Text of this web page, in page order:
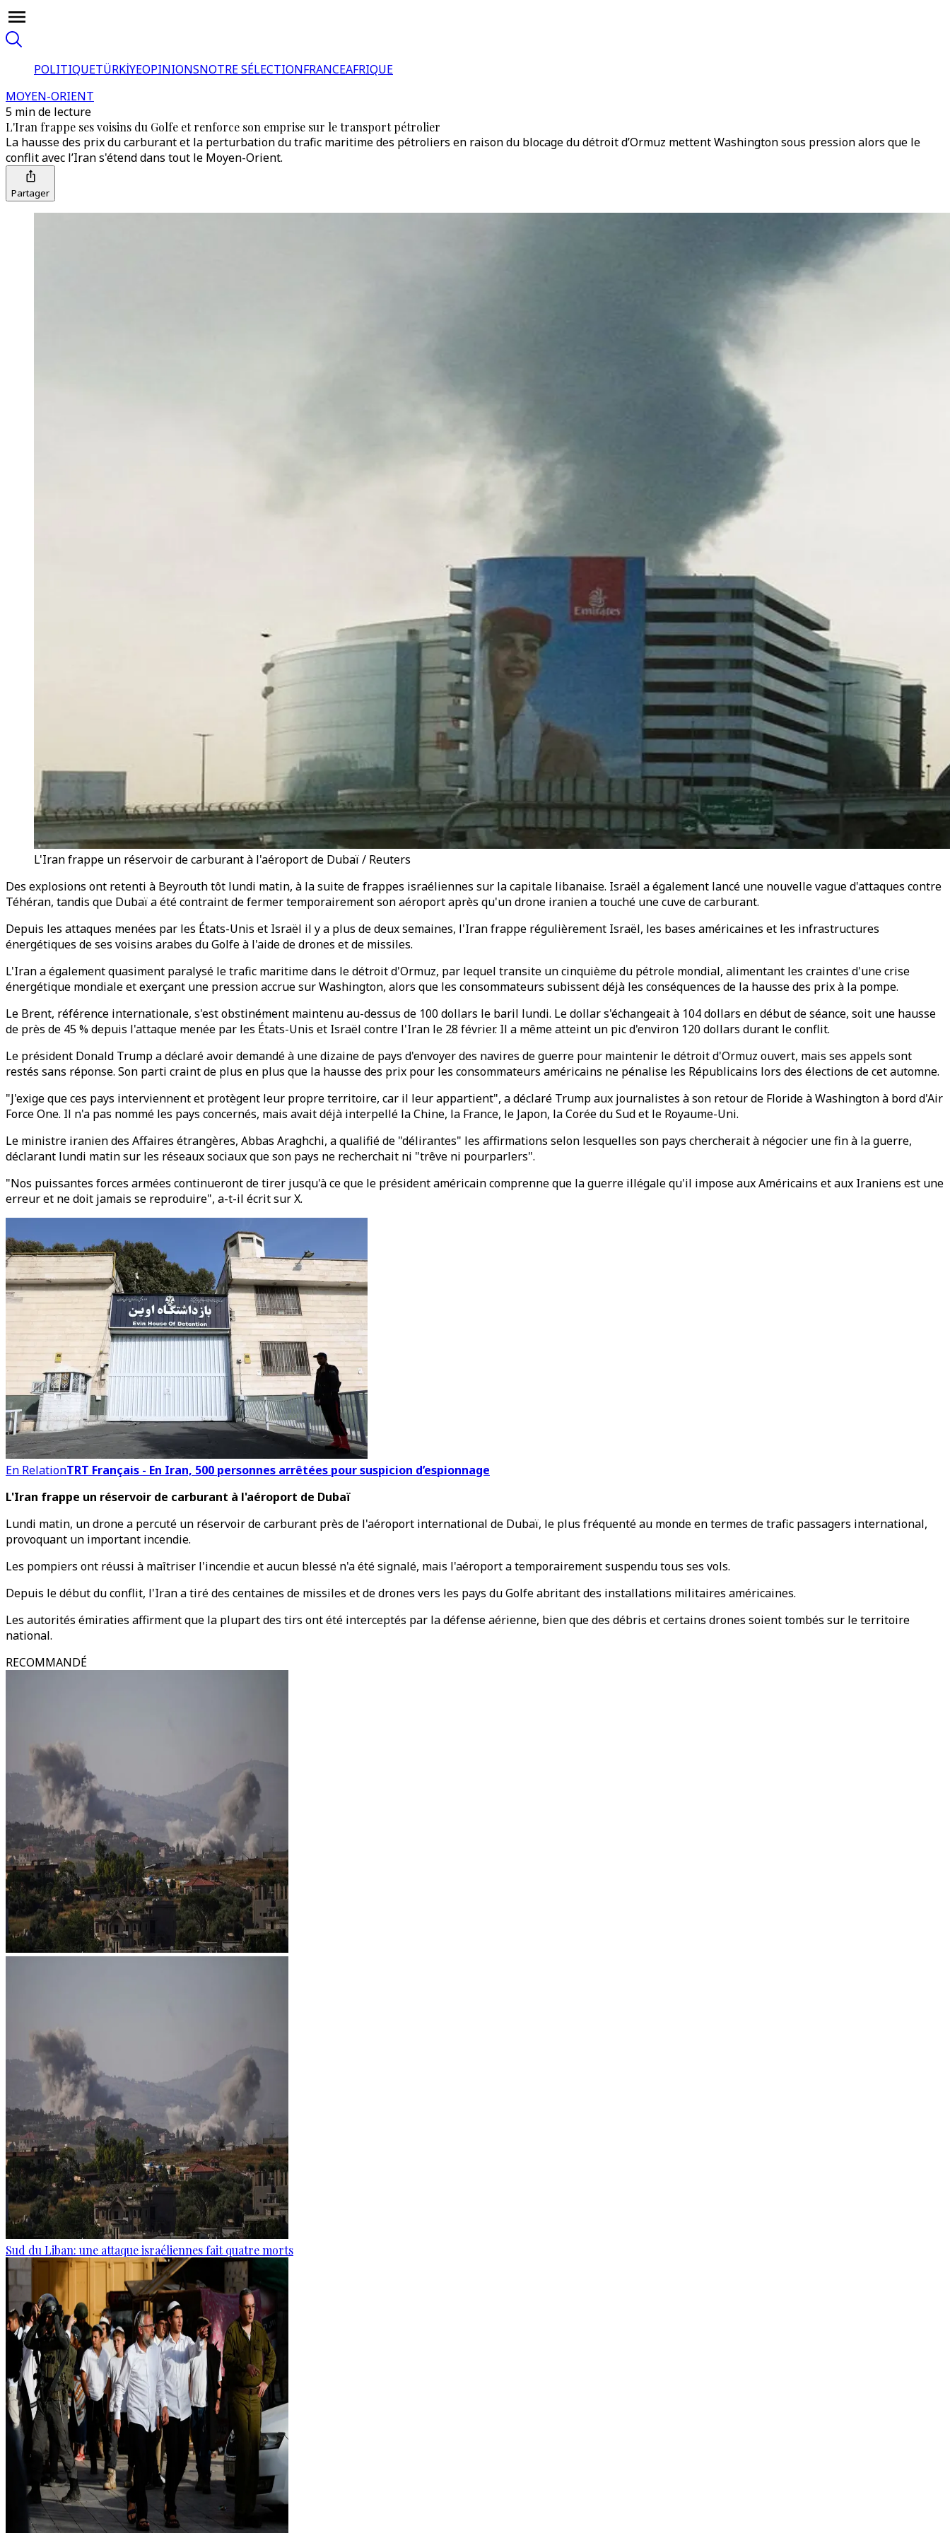
POLITIQUETÜRKİYEOPINIONSNOTRE SÉLECTIONFRANCEAFRIQUE
MOYEN-ORIENT
5 min de lecture
L'Iran frappe ses voisins du Golfe et renforce son emprise sur le transport pétrolier
La hausse des prix du carburant et la perturbation du trafic maritime des pétroliers en raison du blocage du détroit d’Ormuz mettent Washington sous pression alors que le
conflit avec l’Iran s'étend dans tout le Moyen-Orient.
Partager
L'Iran frappe un réservoir de carburant à l'aéroport de Dubaï / Reuters
Des explosions ont retenti à Beyrouth tôt lundi matin, à la suite de frappes israéliennes sur la capitale libanaise. Israël a également lancé une nouvelle vague d'attaques contre
Téhéran, tandis que Dubaï a été contraint de fermer temporairement son aéroport après qu'un drone iranien a touché une cuve de carburant.
Depuis les attaques menées par les États-Unis et Israël il y a plus de deux semaines, l'Iran frappe régulièrement Israël, les bases américaines et les infrastructures
énergétiques de ses voisins arabes du Golfe à l'aide de drones et de missiles.
L'Iran a également quasiment paralysé le trafic maritime dans le détroit d'Ormuz, par lequel transite un cinquième du pétrole mondial, alimentant les craintes d'une crise
énergétique mondiale et exerçant une pression accrue sur Washington, alors que les consommateurs subissent déjà les conséquences de la hausse des prix à la pompe.
Le Brent, référence internationale, s'est obstinément maintenu au-dessus de 100 dollars le baril lundi. Le dollar s'échangeait à 104 dollars en début de séance, soit une hausse
de près de 45 % depuis l'attaque menée par les États-Unis et Israël contre l'Iran le 28 février. Il a même atteint un pic d'environ 120 dollars durant le conflit.
Le président Donald Trump a déclaré avoir demandé à une dizaine de pays d'envoyer des navires de guerre pour maintenir le détroit d'Ormuz ouvert, mais ses appels sont
restés sans réponse. Son parti craint de plus en plus que la hausse des prix pour les consommateurs américains ne pénalise les Républicains lors des élections de cet automne.
"J'exige que ces pays interviennent et protègent leur propre territoire, car il leur appartient", a déclaré Trump aux journalistes à son retour de Floride à Washington à bord d'Air
Force One. Il n'a pas nommé les pays concernés, mais avait déjà interpellé la Chine, la France, le Japon, la Corée du Sud et le Royaume-Uni.
Le ministre iranien des Affaires étrangères, Abbas Araghchi, a qualifié de "délirantes" les affirmations selon lesquelles son pays chercherait à négocier une fin à la guerre,
déclarant lundi matin sur les réseaux sociaux que son pays ne recherchait ni "trêve ni pourparlers".
"Nos puissantes forces armées continueront de tirer jusqu'à ce que le président américain comprenne que la guerre illégale qu'il impose aux Américains et aux Iraniens est une
erreur et ne doit jamais se reproduire", a-t-il écrit sur X.
En RelationTRT Français - En Iran, 500 personnes arrêtées pour suspicion d’espionnage
L'Iran frappe un réservoir de carburant à l'aéroport de Dubaï
Lundi matin, un drone a percuté un réservoir de carburant près de l'aéroport international de Dubaï, le plus fréquenté au monde en termes de trafic passagers international,
provoquant un important incendie.
Les pompiers ont réussi à maîtriser l'incendie et aucun blessé n'a été signalé, mais l'aéroport a temporairement suspendu tous ses vols.
Depuis le début du conflit, l'Iran a tiré des centaines de missiles et de drones vers les pays du Golfe abritant des installations militaires américaines.
Les autorités émiraties affirment que la plupart des tirs ont été interceptés par la défense aérienne, bien que des débris et certains drones soient tombés sur le territoire
national.
RECOMMANDÉ
Sud du Liban: une attaque israéliennes fait quatre morts